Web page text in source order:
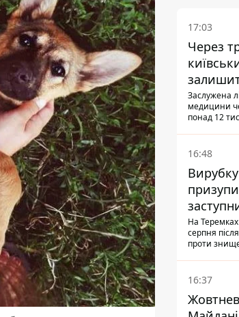
17:03
Через
Заслужена
медицини
понад 12
16:48
почався
На
серпня
проти
прибув
16:37